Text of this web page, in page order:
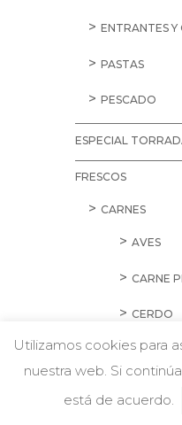
ENTRANTES Y
PASTAS
PESCADO
ESPECIAL
FRESCOS
CARNES
AVES
CARNE
CERDO
Utilizamos cookies para
nuestra web. Si
está de acuerdo.